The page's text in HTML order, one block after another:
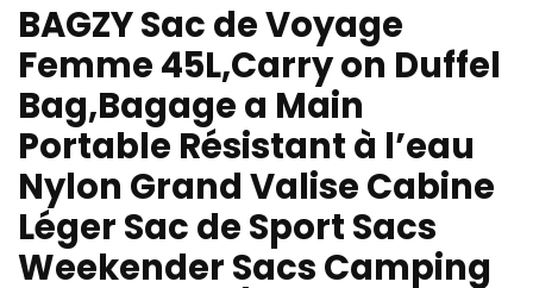
BAGZY Sac de Voyage
Femme 45L,Carry on Duffel
Bag,Bagage a Main
Portable Résistant à l’eau
Nylon Grand Valise Cabine
Léger Sac de Sport Sacs
Weekender Sacs Camping